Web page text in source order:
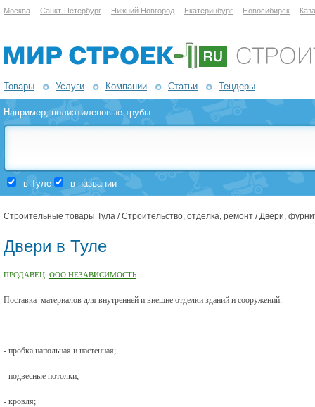
Москва Санкт-Петербург Нижний Новгород Екатеринбург Новосибирск
Товары Услуги Компании Статьи Тендеры
Например,полиэтиленовые трубы
в Туле в названии
Строительные товары Тула /Строительство, отделка, ремонт /Двери,
Двери в Туле
ПРОДАВЕЦ: ООО НЕЗАВИСИМОСТЬ
Поставка материалов для внутренней и внешне отделки зданий и сооружений:
- пробка напольная и настенная;
- подвесные потолки;
- кровля;